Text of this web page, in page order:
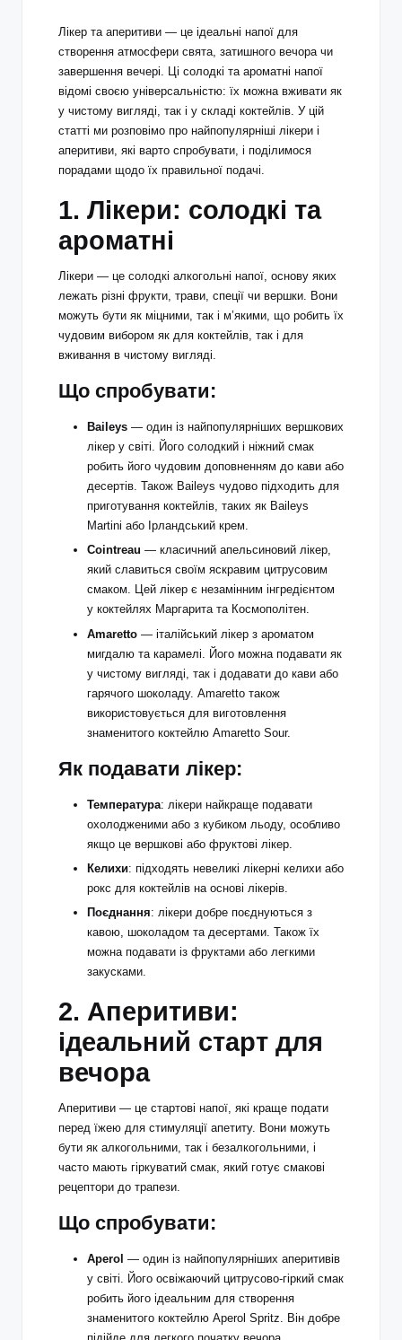
Лікер та аперитиви — це ідеальні напої для
створення атмосфери свята, затишного вечора чи
завершення вечері. Ці солодкі та ароматні напої
відомі своєю універсальністю: їх можна вживати як
у чистому вигляді, так і у складі коктейлів. У цій
статті ми розповімо про найпопулярніші лікери і
аперитиви, які варто спробувати, і поділимося
порадами щодо їх правильної подачі.
1. Лікери: солодкі та
ароматні
Лікери — це солодкі алкогольні напої, основу яких
лежать різні фрукти, трави, спеції чи вершки. Вони
можуть бути як міцними, так і м’якими, що робить їх
чудовим вибором як для коктейлів, так і для
вживання в чистому вигляді.
Що спробувати:
Baileys — один із найпопулярніших вершкових
лікер у світі. Його солодкий і ніжний смак
робить його чудовим доповненням до кави або
десертів. Також Baileys чудово підходить для
приготування коктейлів, таких як Baileys
Martini або Ірландський крем.
Cointreau — класичний апельсиновий лікер,
який славиться своїм яскравим цитрусовим
смаком. Цей лікер є незамінним інгредієнтом
у коктейлях Маргарита та Космополітен.
Amaretto — італійський лікер з ароматом
мигдалю та карамелі. Його можна подавати як
у чистому вигляді, так і додавати до кави або
гарячого шоколаду. Amaretto також
використовується для виготовлення
знаменитого коктейлю Amaretto Sour.
Як подавати лікер:
Температура: лікери найкраще подавати
охолодженими або з кубиком льоду, особливо
якщо це вершкові або фруктові лікер.
Келихи: підходять невеликі лікерні келихи або
рокс для коктейлів на основі лікерів.
Поєднання: лікери добре поєднуються з
кавою, шоколадом та десертами. Також їх
можна подавати із фруктами або легкими
закусками.
2. Аперитиви:
ідеальний старт для
вечора
Аперитиви — це стартові напої, які краще подати
перед їжею для стимуляції апетиту. Вони можуть
бути як алкогольними, так і безалкогольними, і
часто мають гіркуватий смак, який готує смакові
рецептори до трапези.
Що спробувати:
Aperol — один із найпопулярніших аперитивів
у світі. Його освіжаючий цитрусово-гіркий смак
робить його ідеальним для створення
знаменитого коктейлю Aperol Spritz. Він добре